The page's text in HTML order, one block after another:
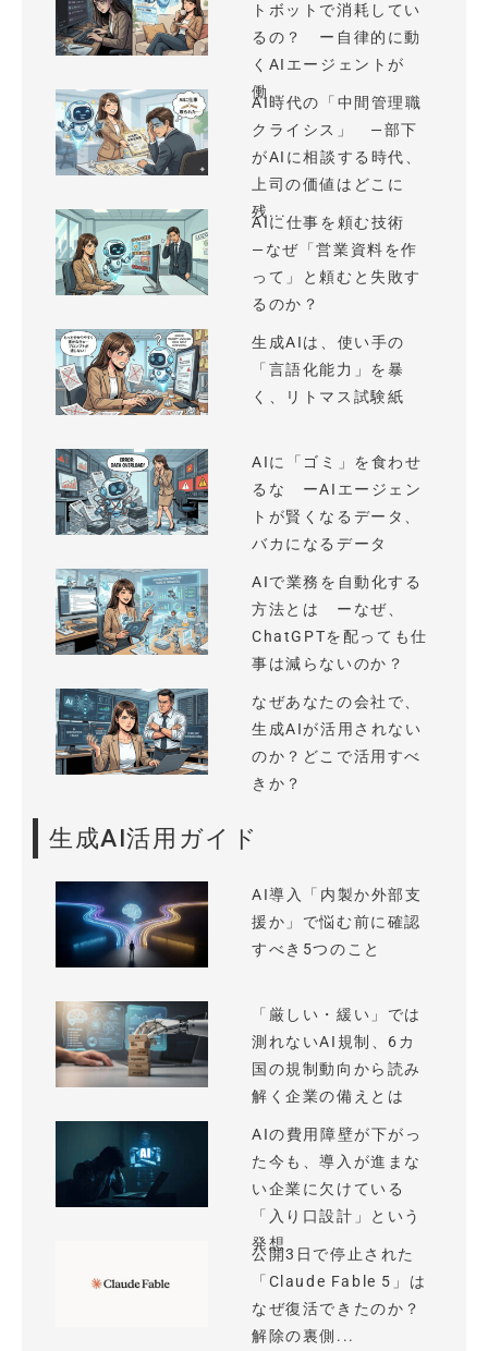
トボットで消耗してい
るの？ ー自律的に動
くAIエージェントが
働...
AI時代の「中間管理職
クライシス」 —部下
がAIに相談する時代、
上司の価値はどこに
残...
AIに仕事を頼む技術
—なぜ「営業資料を作
って」と頼むと失敗す
るのか？
生成AIは、使い手の
「言語化能力」を暴
く、リトマス試験紙
AIに「ゴミ」を食わせ
るな ーAIエージェン
トが賢くなるデータ、
バカになるデータ
AIで業務を自動化する
方法とは ーなぜ、
ChatGPTを配っても仕
事は減らないのか？
なぜあなたの会社で、
生成AIが活用されない
のか？どこで活用すべ
きか？
生成AI活用ガイド
AI導入「内製か外部支
援か」で悩む前に確認
すべき5つのこと
「厳しい・緩い」では
測れないAI規制、6カ
国の規制動向から読み
解く企業の備えとは
AIの費用障壁が下がっ
た今も、導入が進まな
い企業に欠けている
「入り口設計」という
発想
公開3日で停止された
「Claude Fable 5」は
なぜ復活できたのか？
解除の裏側...